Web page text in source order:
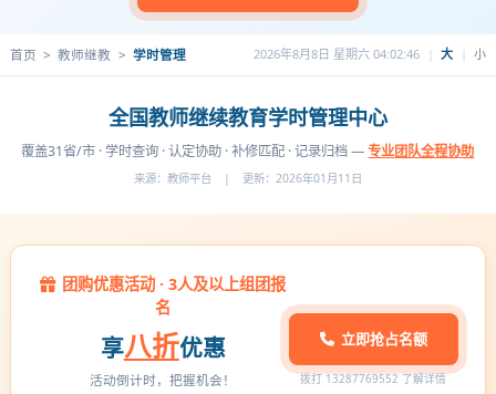
首页 > 教师继教 > 学时管理 2026年8月8日 星期六 04:02:46 | 大 | 小
全国教师继续教育学时管理中心
覆盖31省/市 · 学时查询 · 认定协助 · 补修匹配 · 记录归档 —专业团队全程协助
来源：教师平台 | 更新： 2026年01月11日
团购优惠活动 · 3人及以上组团报
名
享八折优惠
活动倒计时，把握机会！
立即抢占名额
拨打 13287769552 了解详情